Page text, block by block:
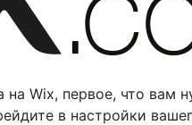
на Wix, первое, что вам
в настройки